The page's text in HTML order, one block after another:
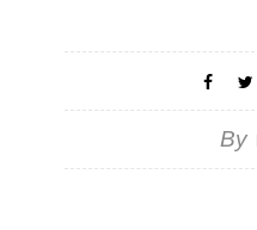
By